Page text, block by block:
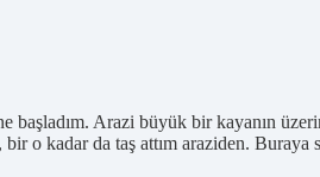
Arazi büyük bir kayanın
kadar da taş attım araziden. Buraya